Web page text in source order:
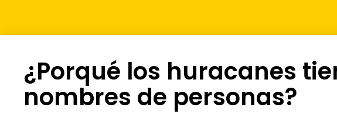
¿Porqué los huracanes
nombres de personas?